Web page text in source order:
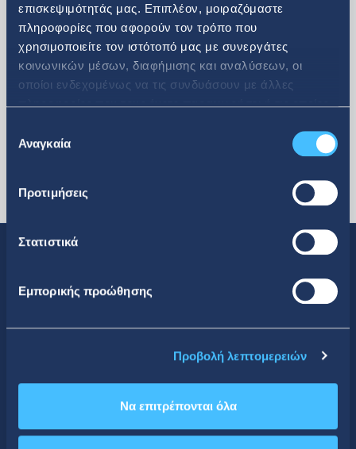
επισκεψιμότητάς μας. Επιπλέον, μοιραζόμαστε
πληροφορίες που αφορούν τον τρόπο που
χρησιμοποιείτε τον ιστότοπό μας με συνεργάτες
κοινωνικών μέσων, διαφήμισης και αναλύσεων, οι
οποίοι ενδεχομένως να τις συνδυάσουν με άλλες
πληροφορίες που τους έχετε παραχωρήσει ή τις οποίες
των υπηρεσιών τους.
συγκατάθεσης
Αναγκαία
Προτιμήσεις
Στατιστικά
Εμπορικής προώθησης
Προβολή λεπτομερειών
Να επιτρέπονται όλα
περισσότερα